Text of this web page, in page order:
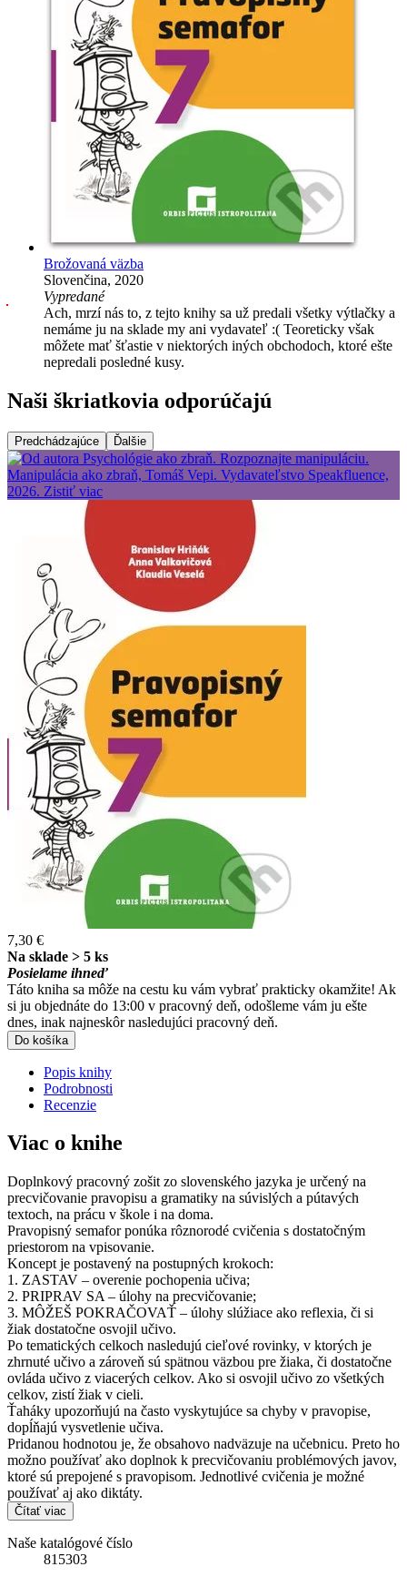
Brožovaná väzba
Slovenčina, 2020
Vypredané
Ach, mrzí nás to, z tejto knihy sa už predali všetky výtlačky a
nemáme ju na sklade my ani vydavateľ :( Teoreticky však
môžete mať šťastie v niektorých iných obchodoch, ktoré ešte
nepredali posledné kusy.
Naši škriatkovia odporúčajú
Predchádzajúce Ďalšie
7,30 €
Na sklade > 5 ks
Posielame ihneď
Táto kniha sa môže na cestu ku vám vybrať prakticky okamžite! Ak
si ju objednáte do 13:00 v pracovný deň, odošleme vám ju ešte
dnes, inak najneskôr nasledujúci pracovný deň.
Do košíka
Popis knihy
Podrobnosti
Recenzie
Viac o knihe
Doplnkový pracovný zošit zo slovenského jazyka je určený na
precvičovanie pravopisu a gramatiky na súvislých a pútavých
textoch, na prácu v škole i na doma.
Pravopisný semafor ponúka rôznorodé cvičenia s dostatočným
priestorom na vpisovanie.
Koncept je postavený na postupných krokoch:
1. ZASTAV – overenie pochopenia učiva;
2. PRIPRAV SA – úlohy na precvičovanie;
3. MÔŽEŠ POKRAČOVAŤ – úlohy slúžiace ako reflexia, či si
žiak dostatočne osvojil učivo.
Po tematických celkoch nasledujú cieľové rovinky, v ktorých je
zhrnuté učivo a zároveň sú spätnou väzbou pre žiaka, či dostatočne
ovláda učivo z viacerých celkov. Ako si osvojil učivo zo všetkých
celkov, zistí žiak v cieli.
Ťaháky upozorňujú na často vyskytujúce sa chyby v pravopise,
dopĺňajú vysvetlenie učiva.
Pridanou hodnotou je, že obsahovo nadväzuje na učebnicu. Preto ho
možno používať ako doplnok k precvičovaniu problémových javov,
ktoré sú prepojené s pravopisom. Jednotlivé cvičenia je možné
používať aj ako diktáty.
Čítať viac
Naše katalógové číslo
815303